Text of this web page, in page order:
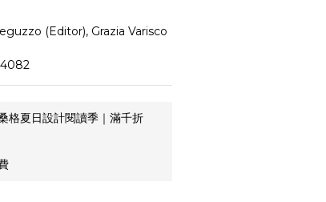
(Editor), Grazia Varisco
格夏日設計閱讀季｜滿千折